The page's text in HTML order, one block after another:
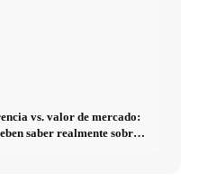
vs. valor de mercado:
saber realmente sobre